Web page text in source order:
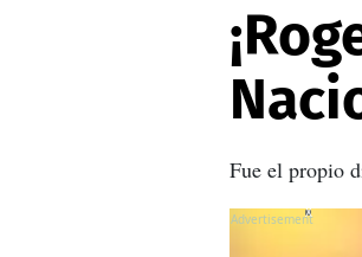
Fue el propio
X